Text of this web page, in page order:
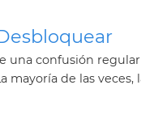
una confusión
mayoría de las veces,